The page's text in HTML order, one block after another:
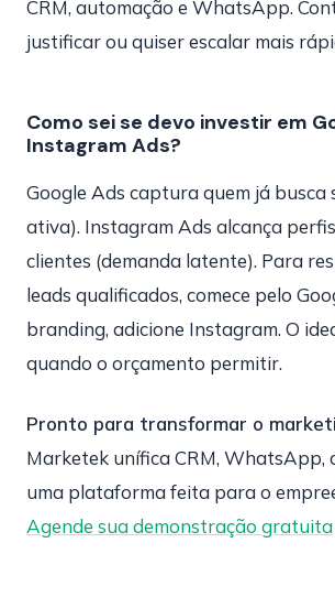
CRM, automação e WhatsApp.
justificar ou quiser escalar mais
Como sei se devo investir em
Instagram Ads?
Google Ads captura quem já busca
ativa). Instagram Ads alcança
clientes (demanda latente). Para
leads qualificados, comece pelo
branding, adicione Instagram. O
quando o orçamento permitir.
Pronto para transformar o
Marketek unífica CRM, WhatsApp,
uma plataforma feita para o
Agende sua demonstração gratuita